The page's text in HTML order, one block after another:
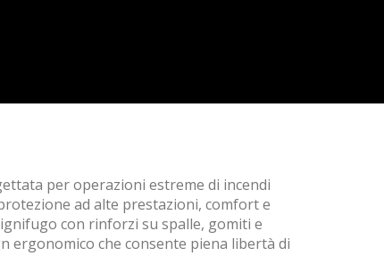
per operazioni estreme di incendi
ad alte prestazioni, comfort e
con rinforzi su spalle, gomiti e
ergonomico che consente piena libertà di